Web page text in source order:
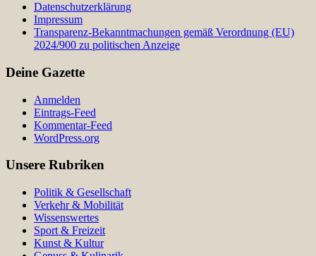
Datenschutzerklärung
Impressum
Transparenz-Bekanntmachungen gemäß Verordnung (EU)
2024/900 zu politischen Anzeige
Deine Gazette
Anmelden
Eintrags-Feed
Kommentar-Feed
WordPress.org
Unsere Rubriken
Politik & Gesellschaft
Verkehr & Mobilität
Wissenswertes
Sport & Freizeit
Kunst & Kultur